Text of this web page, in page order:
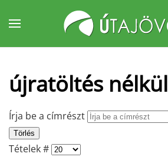
Fő tartalom átugrása
újratöltés nélkül
Írja be a címrészt
Törlés
Tételek #